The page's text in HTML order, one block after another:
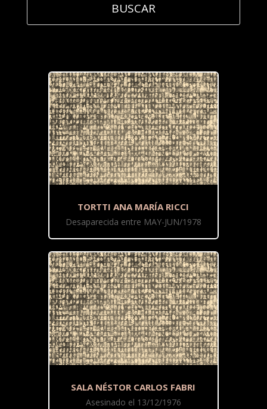
TORTTI ANA MARÍA RICCI
Desaparecida entre MAY-JUN/1978
SALA NÉSTOR CARLOS FABRI
Asesinado el 13/12/1976